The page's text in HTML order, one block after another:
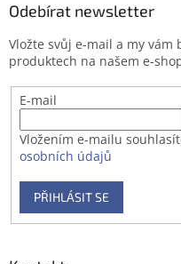
Odebírat newsletter
Vložte svůj e-mail a my
produktech na našem e-
E-mail
Vložením e-mailu
osobních údajů
PŘIHLÁSIT SE